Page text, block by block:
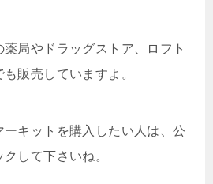
局やドラッグストア、ロフト
販売していますよ。
キットを購入したい人は、公
して下さいね。